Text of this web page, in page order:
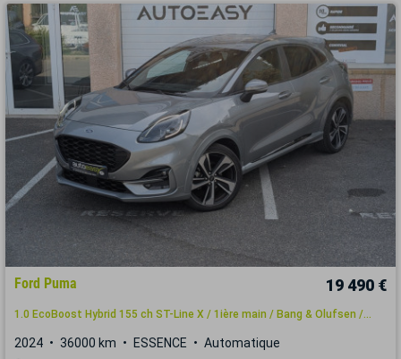
Ford Puma 19 490 €
1.0 EcoBoost Hybrid 155 ch ST-Line X / 1ière main / Bang & Olufsen /...
2024 36000 km ESSENCE Automatique